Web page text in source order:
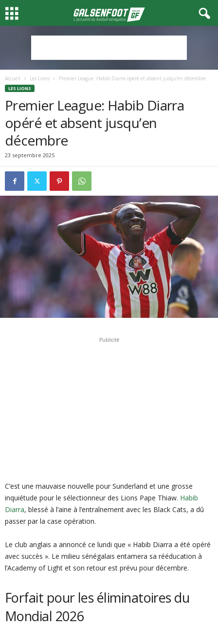
Accueil Les Lions Premier League: Habib Diarra opéré et absent jusqu’en décembre
LES LIONS
Premier League: Habib Diarra
opéré et absent jusqu’en
décembre
23 septembre 2025
Publicité
C’est une mauvaise nouvelle pour Sunderland et une grosse
inquiétude pour le sélectionneur des Lions Pape Thiaw. Habib
Diarra, blessé à l’aine à l’entraînement avec les Black Cats, a dû
passer par la case opération.
Le club anglais a annoncé ce lundi que « Habib Diarra a été opéré
avec succès ». Le milieu sénégalais entamera sa rééducation à
l’Academy of Light et son retour est prévu pour décembre.
Forfait pour les éliminatoires du
Mondial 2026